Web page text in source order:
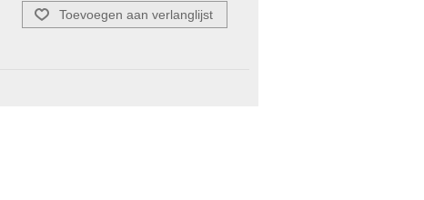
Toevoegen aan verlanglijst